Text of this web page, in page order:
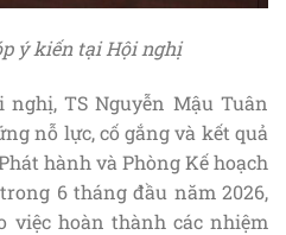
ý kiến tại Hội nghị
TS Nguyễn Mậu Tuân
nỗ lực, cố gắng và kết quả
hành và Phòng Kế hoạch
6 tháng đầu năm 2026,
việc hoàn thành các nhiệm